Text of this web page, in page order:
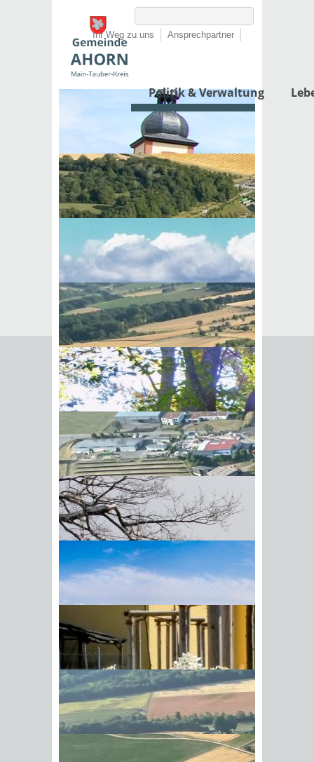
Ihr Weg zu uns Ansprechpartner
Politik & Verwaltung
BIick vom Galgenberg auf
Hohenstadt
Sonnenschein am Morgen im
Ahornwald
Inhaltsverzeichnis
Startseite
Politik & Verwaltung
Politik
Bürgermeister
Gemeinderat
Ortsvorsteher
Ortschaftsrat
Wahlen
Rathaus
Öffnungszeiten
Mitarbeiter
Heiraten in Ahorn
Informationen &
Vordrucke
Dienstleistungen von
A-Z
Service-BW
Lebenslagen
Datenschutz
Barrierefreiheit
Neues aus der
Verwaltung
Mitteilungsblatt
Veranstaltungskalender
Satzungen
Öffentliche
Bekanntmachungen
Ausschreibungen
Stellenangebote